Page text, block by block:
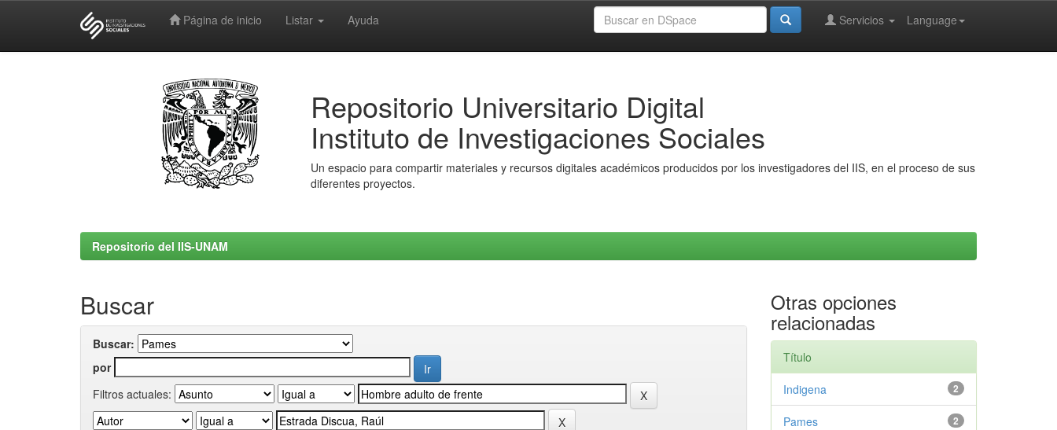
Página de inicio Listar Ayuda Language
Servicios
Repositorio Universitario Digital
Instituto de Investigaciones Sociales
Un espacio para compartir materiales y recursos digitales académicos producidos por los investigadores del IIS, en el proceso de sus
diferentes proyectos.
Repositorio del IIS-UNAM
Buscar
Buscar:
por
Filtros actuales:
Otras opciones
relacionadas
Título
2
Indigena
2
Pames